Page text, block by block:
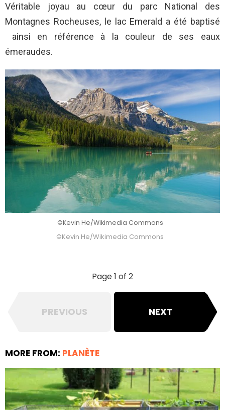
Véritable joyau au cœur du parc National des
Montagnes Rocheuses, le lac Emerald a été baptisé
ainsi en référence à la couleur de ses eaux
émeraudes.
©Kevin He/Wikimedia Commons
©Kevin He/Wikimedia Commons
Page 1 of 2
PREVIOUS NEXT
MORE FROM: PLANÈTE